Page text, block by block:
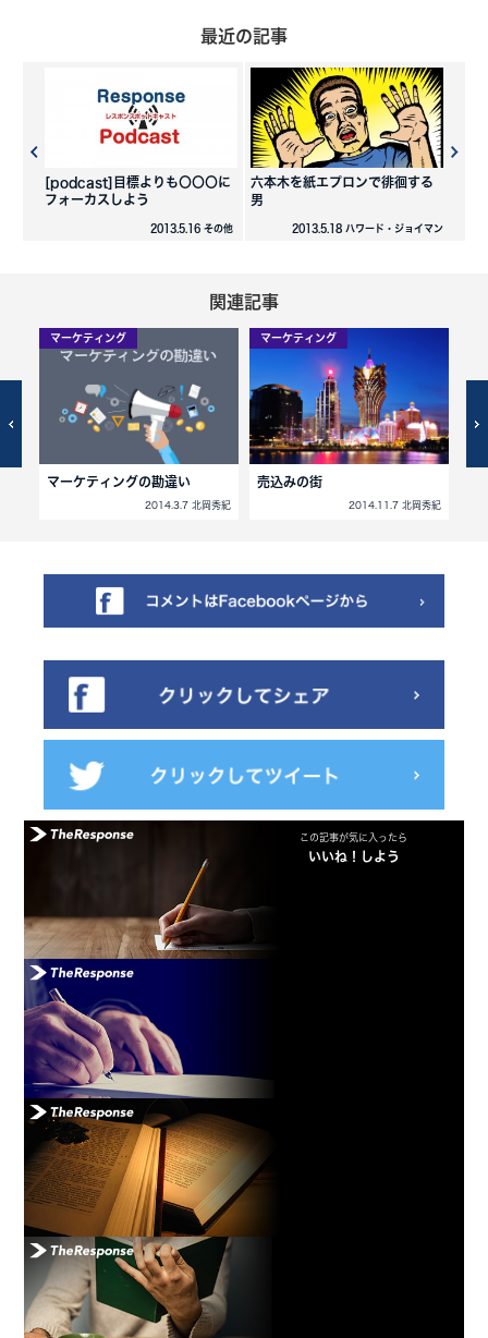
最近の記事
[podcast]目標よりも〇〇〇に
フォーカスしよう
2013.5.16 その他
六本木を紙エプロンで徘徊する
男
2013.5.18 ハワード・ジョイマン
関連記事
マーケティング
マーケティングの勘違い
2014.3.7 北岡秀紀
マーケティング
売込みの街
2014.11.7 北岡秀紀
この記事が気に入ったら
いいね！しよう